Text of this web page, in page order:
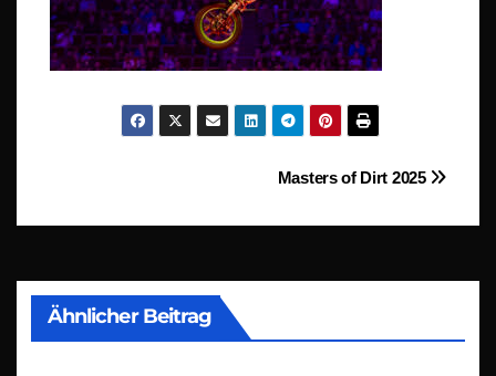
Beitragsnavigation
Masters of Dirt 2025
Ähnlicher Beitrag